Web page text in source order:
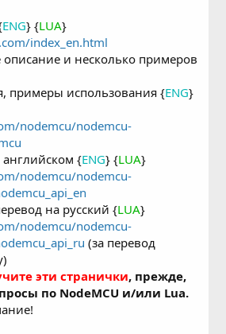
ENG} {LUA}
index_en.html
и несколько примеров
примеры использования {ENG}
nodemcu/nodemcu-
английском {ENG} {LUA}
nodemcu/nodemcu-
на русский {LUA}
nodemcu/nodemcu-
(за перевод
эти странички, прежде,
по NodeMCU и/или Lua.